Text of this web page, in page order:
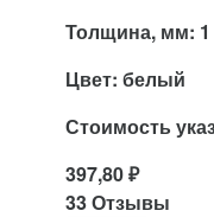
Толщина, мм:
Цвет: белый
Стоимость
397,80₽
33 Отзывы